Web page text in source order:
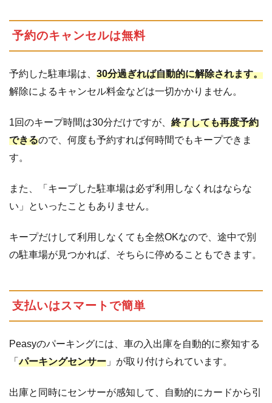
予約のキャンセルは無料
予約した駐車場は、 30分過ぎれば自動的に解除されます。
解除によるキャンセル料金などは一切かかりません。
1回のキープ時間は30分だけですが、 終了しても再度予約
できるので、何度も予約すれば何時間でもキープできま
す。
また、「キープした駐車場は必ず利用しなくれはならな
い」といったこともありません。
キープだけして利用しなくても全然OKなので、途中で別
の駐車場が見つかれば、そちらに停めることもできます。
支払いはスマートで簡単
Peasyのパーキングには、車の入出庫を自動的に察知する
「パーキングセンサー 」が取り付けられています。
出庫と同時にセンサーが感知して、自動的にカードから引